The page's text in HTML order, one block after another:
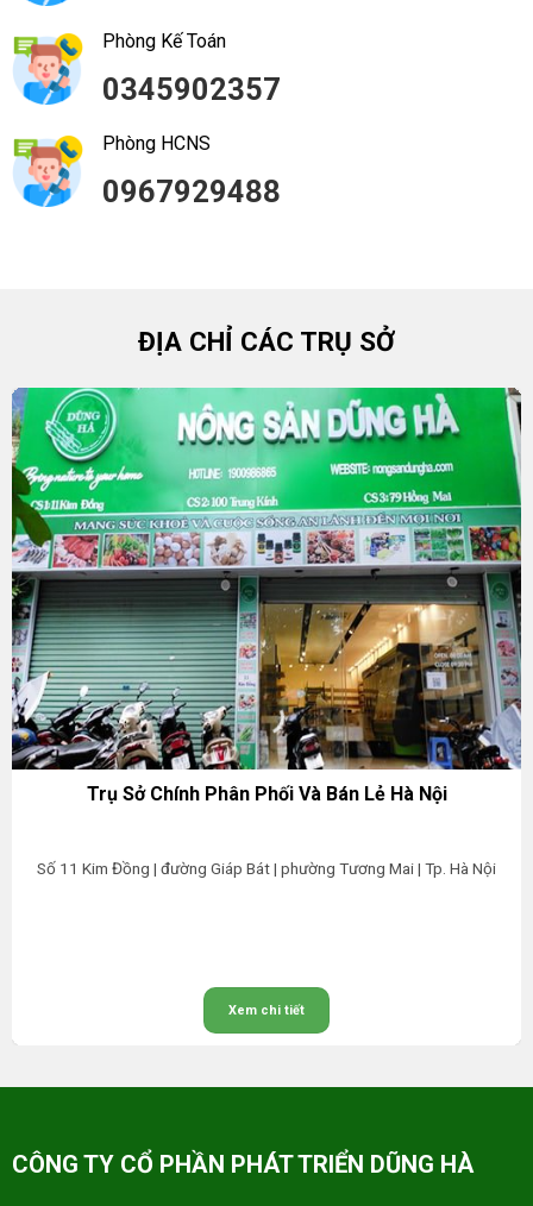
Phòng Kế Toán
0345902357
Phòng HCNS
0967929488
ĐỊA CHỈ CÁC TRỤ SỞ
Trụ Sở Chính Phân Phối Và Bán Lẻ Hà Nội
Số 11 Kim Đồng | đường Giáp Bát | phường Tương Mai | Tp. Hà Nội
Xem chi tiết
CÔNG TY CỔ PHẦN PHÁT TRIỂN DŨNG HÀ